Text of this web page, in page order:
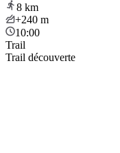
8 km
+240 m
10:00
Trail
Trail découverte